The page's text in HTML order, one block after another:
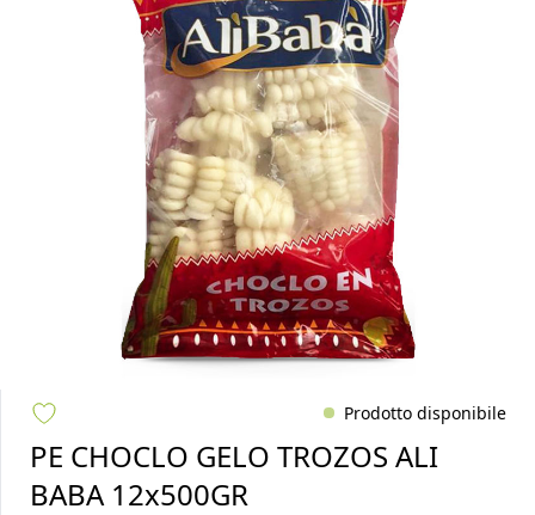
Prodotto disponibile
PE CHOCLO GELO TROZOS ALI
BABA 12x500GR